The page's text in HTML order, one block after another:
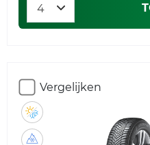
Vergelijken